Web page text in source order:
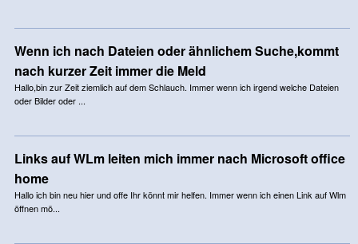
Wenn ich nach Dateien oder ähnlichem Suche,kommt
nach kurzer Zeit immer die Meld
Hallo,bin zur Zeit ziemlich auf dem Schlauch. Immer wenn ich irgend welche Dateien
oder Bilder oder ...
Links auf WLm leiten mich immer nach Microsoft office
home
Hallo ich bin neu hier und offe Ihr könnt mir helfen. Immer wenn ich einen Link auf Wlm
öffnen mö...